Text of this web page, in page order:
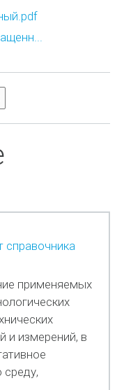
справочника
применяемых
и измерений, в